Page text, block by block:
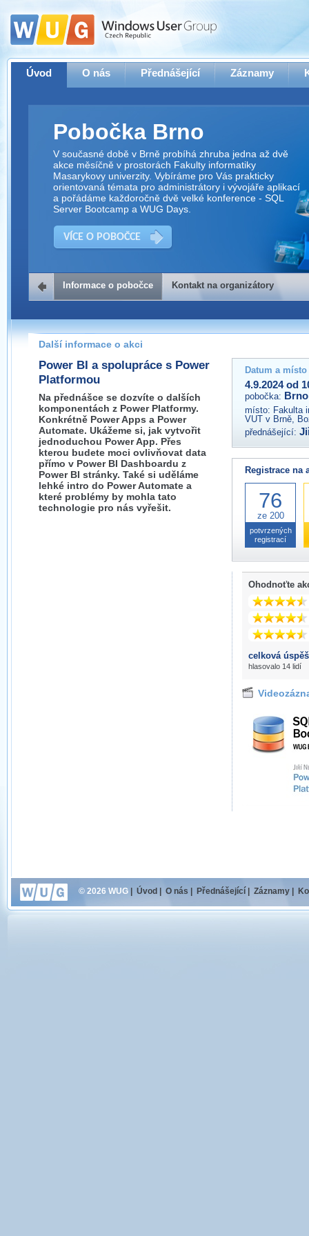
Úvod O nás Přednášející Záznamy
Pobočka Brno
V současné době v Brně probíhá zhruba jedna až dvě
akce měsíčně v prostorách Fakulty informatiky
Masarykovy univerzity. Vybíráme pro Vás prakticky
orientovaná témata pro administrátory i vývojáře aplikací
a pořádáme každoročně dvě velké konference - SQL
Server Bootcamp a WUG Days.
VÍCE O POBOČCE
Kontakt na organizátory
Pokud máte jakýkoliv dotaz na organizátory této akce,
prosím neváhejte nás kontaktovat na e-mailu:
brno@wug.cz
Informace o pobočce Kontakt na organizátory
Další informace o akci
Power BI a spolupráce s Power
Platformou
Na přednášce se dozvíte o dalších
komponentách z Power Platformy.
Konkrétně Power Apps a Power
Automate. Ukážeme si, jak vytvořit
jednoduchou Power App. Přes
kterou budete moci ovlivňovat data
přímo v Power BI Dashboardu z
Power BI stránky. Také si uděláme
lehké intro do Power Automate a
které problémy by mohla tato
technologie pro nás vyřešit.
Datum a
4.9.2024 od
pobočka: Brno
místo: Fakulta
VUT v Brně,
přednášející:
Registrace na
76
ze 200
potvrzených
registrací
Ohodnoťte
celková
hlasovalo 14 lidí
© 2026 WUG Úvod O nás Přednášející Záznamy